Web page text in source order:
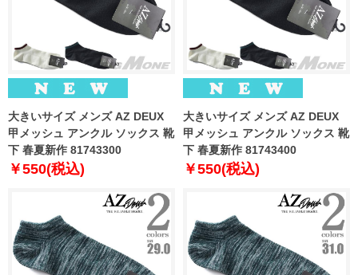
大きいサイズ メンズ AZ DEUX
甲メッシュ アンクル ソックス 靴
下 春夏新作 81743300
￥550(税込)
大きいサイズ メンズ AZ DEUX
甲メッシュ アンクル ソックス 靴
下 春夏新作 81743400
￥550(税込)